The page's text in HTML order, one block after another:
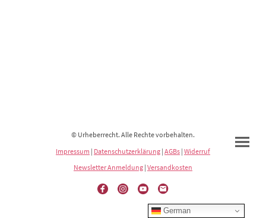
© Urheberrecht. Alle Rechte vorbehalten.
Impressum | Datenschutzerklärung | AGBs | Widerruf
Newsletter Anmeldung | Versandkosten
German